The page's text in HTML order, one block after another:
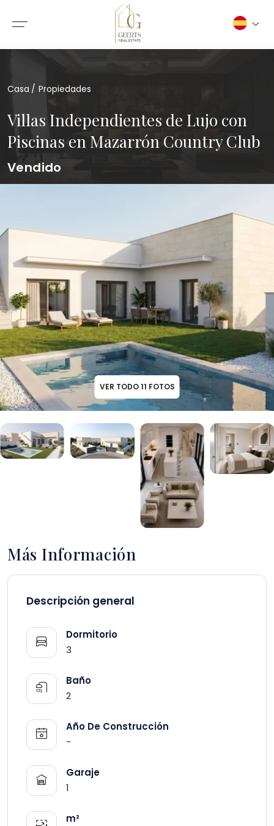
Casa Propiedades
Villas Independientes de Lujo con
Piscinas en Mazarrón Country Club
Vendido
VER TODO 11 FOTOS
Más Información
Descripción general
Dormitorio
3
Baño
2
Año De Construcción
-
Garaje
1
m²